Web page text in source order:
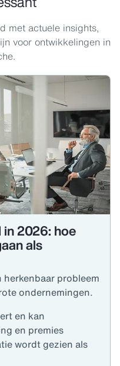
met actuele insights,
voor ontwikkelingen in
2026: hoe
als
probleem
ondernemingen.
en kan
en premies
wordt gezien als